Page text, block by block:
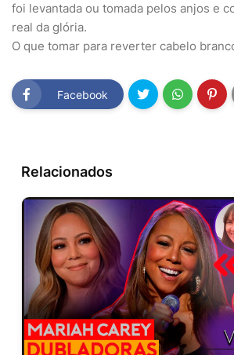
foi levantada ou tomada pelos anjos e
real da glória.
O que tomar para reverter cabelo
Facebook
Relacionados